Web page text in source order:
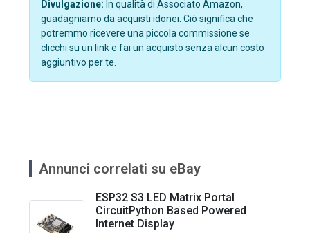
Divulgazione: In qualità di Associato Amazon,
guadagniamo da acquisti idonei. Ciò significa che
potremmo ricevere una piccola commissione se
clicchi su un link e fai un acquisto senza alcun costo
aggiuntivo per te.
Annunci correlati su eBay
ESP32 S3 LED Matrix Portal
CircuitPython Based Powered
Internet Display